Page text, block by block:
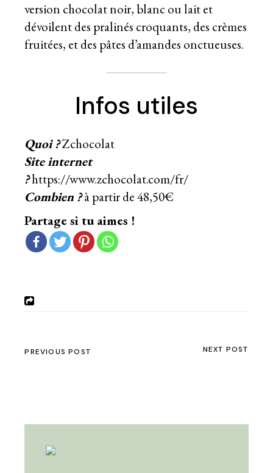
version chocolat noir, blanc ou lait et
dévoilent des pralinés croquants, des crèmes
fruitées, et des pâtes d’amandes onctueuses.
Infos utiles
Quoi ?Zchocolat
Site internet
?https://www.zchocolat.com/fr/
Combien ?à partir de 48,50€
Partage si tu aimes !
PREVIOUS POST NEXT POST